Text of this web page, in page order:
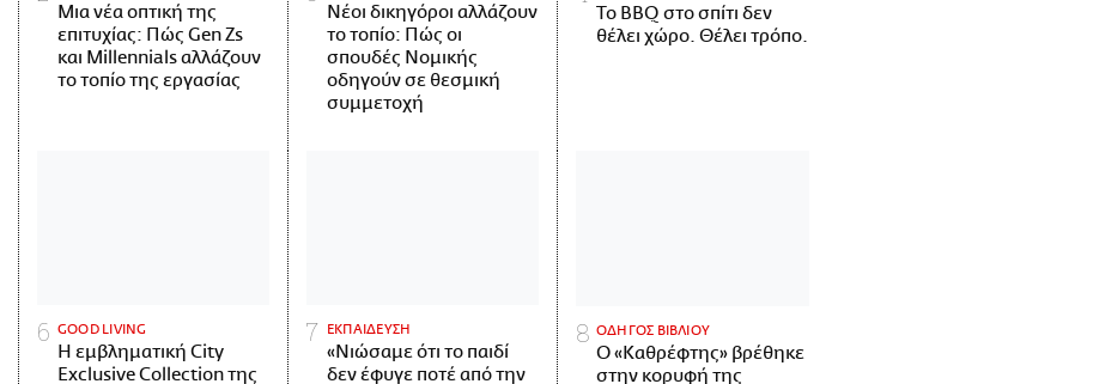
Μια νέα οπτική της
επιτυχίας: Πώς Gen Zs
και Millennials αλλάζουν
το τοπίο της εργασίας
Νέοι δικηγόροι αλλάζουν
το τοπίο: Πώς οι
σπουδές Νομικής
οδηγούν σε θεσμική
συμμετοχή
Το BBQ στο σπίτι δεν
θέλει χώρο. Θέλει τρόπο.
GOOD LIVING
Η εμβληματική City
Exclusive Collection της
ΕΚΠΑΙΔΕΥΣΗ
«Νιώσαμε ότι το παιδί
δεν έφυγε ποτέ από την
ΟΔΗΓΟΣ ΒΙΒΛΙΟΥ
Ο «Καθρέφτης» βρέθηκε
στην κορυφή της